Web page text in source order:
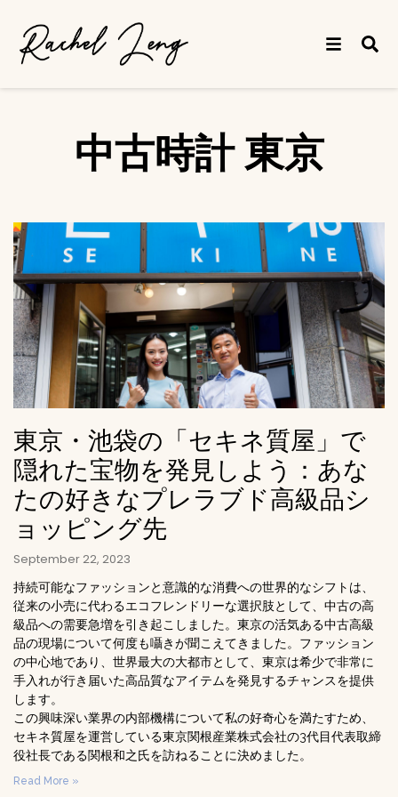
中古時計 東京
東京・池袋の「セキネ質屋」で
隠れた宝物を発見しよう：あな
たの好きなプレラブド高級品シ
ョッピング先
September 22, 2023
持続可能なファッションと意識的な消費への世界的なシフトは、
従来の小売に代わるエコフレンドリーな選択肢として、中古の高
級品への需要急増を引き起こしました。東京の活気ある中古高級
品の現場について何度も囁きが聞こえてきました。ファッション
の中心地であり、世界最大の大都市として、東京は希少で非常に
手入れが行き届いた高品質なアイテムを発見するチャンスを提供
します。
この興味深い業界の内部機構について私の好奇心を満たすため、
セキネ質屋を運営している東京関根産業株式会社の3代目代表取締
役社長である関根和之氏を訪ねることに決めました。
Read More »